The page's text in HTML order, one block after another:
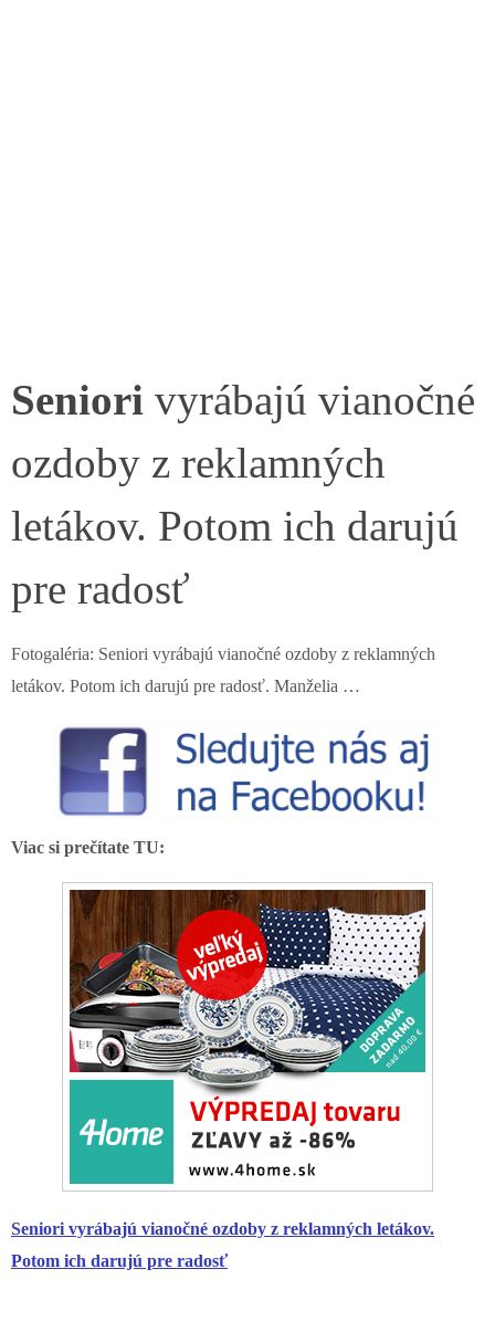
Seniori vyrábajú vianočné
ozdoby z reklamných
letákov. Potom ich darujú
pre radosť
Fotogaléria: Seniori vyrábajú vianočné ozdoby z reklamných
letákov. Potom ich darujú pre radosť. Manželia …
Viac si prečítate TU:
Seniorivyrábajú vianočné ozdoby z reklamných letákov.
Potom ich darujú pre radosť